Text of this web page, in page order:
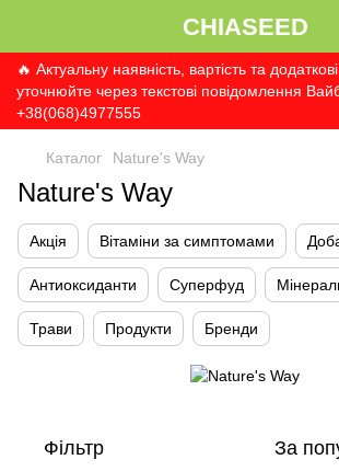
CHIASEED
🔥 Актуальну наявність, вартість та
уточнюйте через текстові повідомлення
+38(068)4977555
Каталог Nature's Way
Nature's Way
Акція Вітаміни за симптомами
Антиоксиданти Суперфуд
Трави Продукти Бренди
Фільтр За